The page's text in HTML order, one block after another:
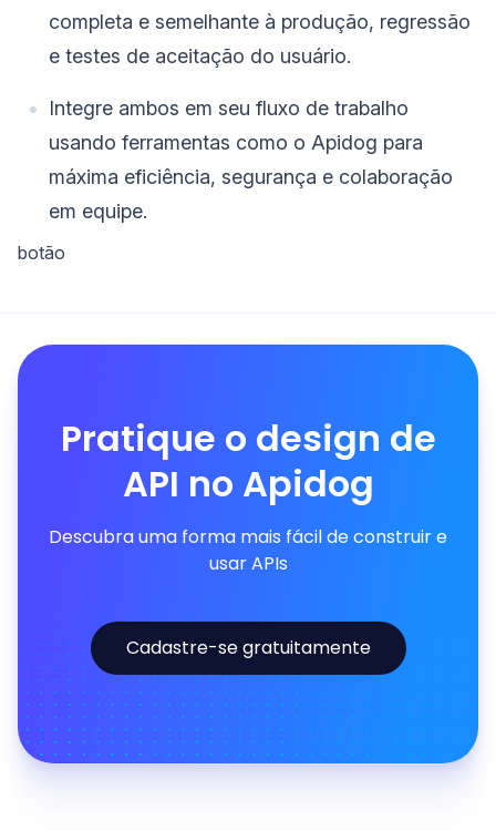
completa e semelhante à produção, regressão
e testes de aceitação do usuário.
Integre ambos em seu fluxo de trabalho
usando ferramentas como o Apidog para
máxima eficiência, segurança e colaboração
em equipe.
botão
Pratique o design de
API no Apidog
Descubra uma forma mais fácil de construir e
usar APIs
Cadastre-se gratuitamente